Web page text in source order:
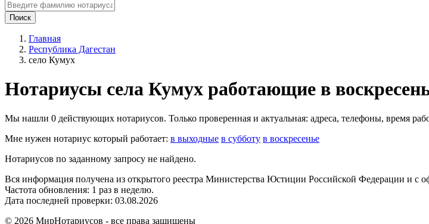
Поиск
Главная
Республика Дагестан
село Кумух
Нотариусы села Кумух работающие в
Мы нашли 0 действующих нотариусов. Только проверенная и актуальная: адреса, телефоны, время
Мне нужен нотариус который работает: в выходные в субботу в воскресенье
Нотариусов по заданному запросу не найдено.
Вся информация получена из открытого реестра Министерства Юстиции Российской Федерации и с
Частота обновления: 1 раз в неделю.
Дата последней проверки: 03.08.2026
© 2026 МирНотариусов - все права зашищены